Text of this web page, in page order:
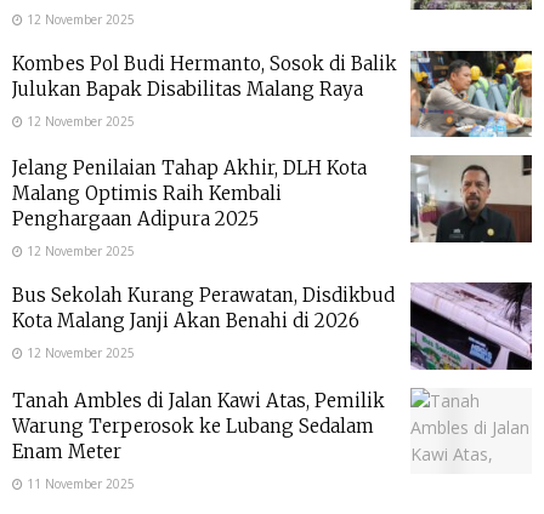
12 November 2025
Kombes Pol Budi Hermanto, Sosok di Balik
Julukan Bapak Disabilitas Malang Raya
12 November 2025
Jelang Penilaian Tahap Akhir, DLH Kota
Malang Optimis Raih Kembali
Penghargaan Adipura 2025
12 November 2025
Bus Sekolah Kurang Perawatan, Disdikbud
Kota Malang Janji Akan Benahi di 2026
12 November 2025
Tanah Ambles di Jalan Kawi Atas, Pemilik
Warung Terperosok ke Lubang Sedalam
Enam Meter
11 November 2025